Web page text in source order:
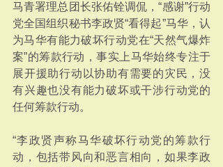
马青署理总团长张佑铨调侃，“感谢”行动
党全国组织秘书李政贤“看得起”马华，认
为马华有能力破坏行动党在“天然气爆炸
案”的筹款行动，事实上马华始终专注于
展开援助行动以协助有需要的灾民，没
有兴趣也没有能力破坏或干涉行动党的
任何筹款行动。
“李政贤声称马华破坏行动党的筹款行
动，包括带风向和恶言相向，如果李政